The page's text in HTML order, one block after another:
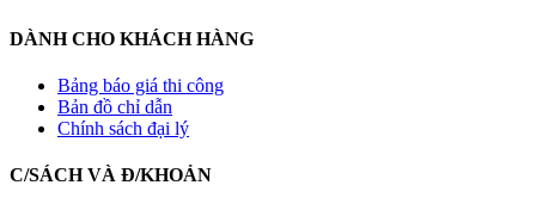
DÀNH CHO KHÁCH HÀNG
Bảng báo giá thi công
Bản đồ chỉ dẫn
Chính sách đại lý
C/SÁCH VÀ Đ/KHOẢN